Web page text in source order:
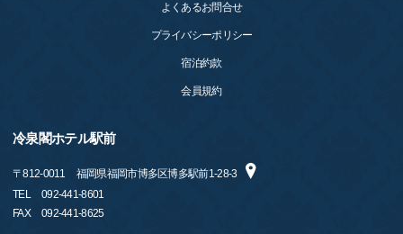
よくあるお問合せ
プライバシーポリシー
宿泊約款
会員規約
冷泉閣ホテル駅前
〒812-0011
福岡県福岡市博多区博多駅前1-28-3
TEL
092-441-8601
FAX
092-441-8625